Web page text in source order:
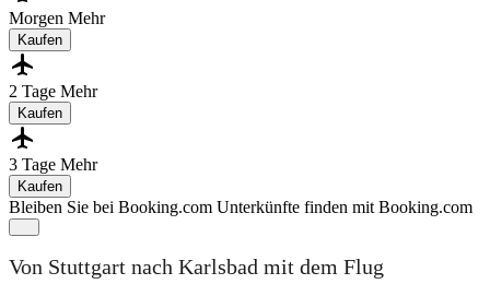
Morgen Mehr
Kaufen
2 Tage Mehr
Kaufen
3 Tage Mehr
Kaufen
Bleiben Sie bei Booking.com Unterkünfte finden mit Booking.com
Von Stuttgart nach Karlsbad mit dem Flug